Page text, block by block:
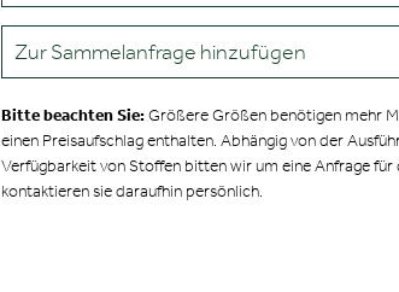
Zur Sammelanfrage hinzufügen
Bitte beachten Sie:Größere Größen benötigen mehr
einen Preisaufschlag enthalten. Abhängig von der
Verfügbarkeit von Stoffen bitten wir um eine Anfrage für
kontaktieren sie daraufhin persönlich.